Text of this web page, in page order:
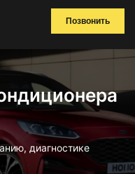
Позвонить
диагностике